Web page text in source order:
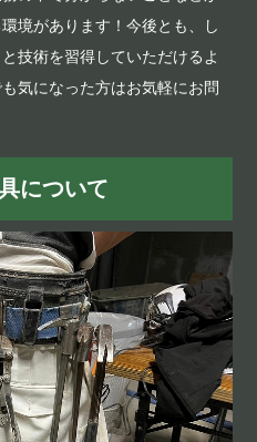
境があります！今後とも、し
技術を習得していただけるよ
気になった方はお気軽にお問
について